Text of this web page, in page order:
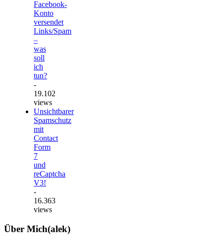
Facebook-
Konto
versendet
Links/Spam
–
was
soll
ich
tun?
-
19.102
views
Unsichtbarer
Spamschutz
mit
Contact
Form
7
und
reCaptcha
V3!
-
16.363
views
Über Mich(alek)